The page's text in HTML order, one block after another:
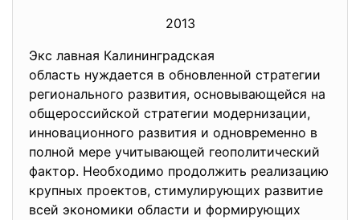
2013
Экс лавная Калининградская
область нуждается в обновленной стратегии
регионального развития, основывающейся на
общероссийской стратегии модернизации,
инновационного развития и одновременно в
полной мере учитывающей геополитический
фактор. Необходимо продолжить реализацию
крупных проектов, стимулирующих развитие
всей экономики области и формирующих